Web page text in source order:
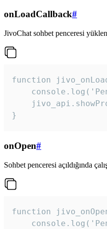
onLoadCallback#
JivoChat sohbet penceresi
function
}
onOpen#
Sohbet penceresi açıldığında
function